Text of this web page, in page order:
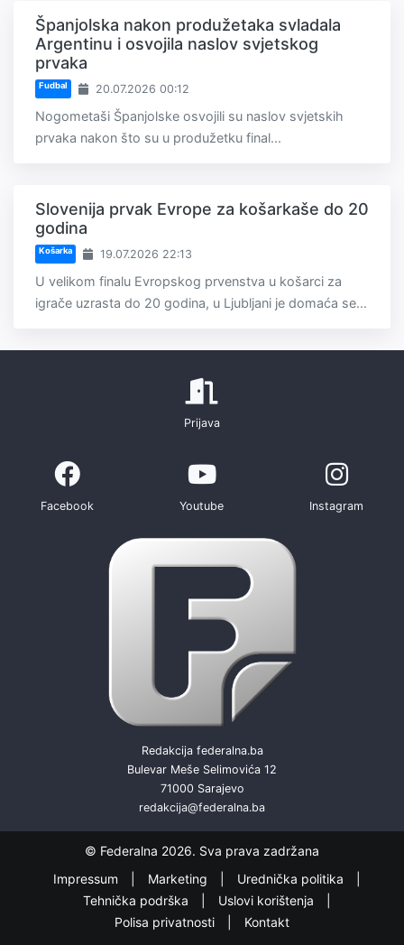
Španjolska nakon produžetaka svladala
Argentinu i osvojila naslov svjetskog
prvaka
Fudbal 20.07.2026 00:12
Nogometaši Španjolske osvojili su naslov svjetskih
prvaka nakon što su u produžetku final...
Slovenija prvak Evrope za košarkaše do 20
godina
Košarka 19.07.2026 22:13
U velikom finalu Evropskog prvenstva u košarci za
igrače uzrasta do 20 godina, u Ljubljani je domaća se...
Prijava
Facebook Youtube Instagram
Redakcija federalna.ba
Bulevar Meše Selimovića 12
71000 Sarajevo
redakcija@federalna.ba
© Federalna 2026. Sva prava zadržana
Impressum
Marketing
Urednička politika
Tehnička podrška
Uslovi korištenja
Polisa privatnosti
Kontakt